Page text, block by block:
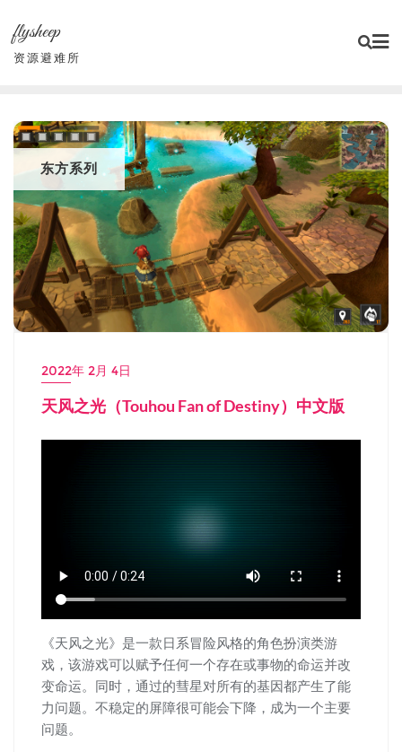
content
flysheep
资源避难所
东方系列
2022年 2月 4日
天风之光（Touhou Fan of Destiny）中文版
《天风之光》是一款日系冒险风格的角色扮演类游
戏，该游戏可以赋予任何一个存在或事物的命运并改
变命运。同时，通过的彗星对所有的基因都产生了能
力问题。不稳定的屏障很可能会下降，成为一个主要
问题。